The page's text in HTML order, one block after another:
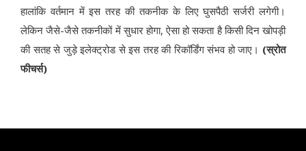
हालांकि वर्तमान में इस तरह की तकनीक के लिए घुसपैठी सर्जरी लगेगी।
लेकिन जैसे-जैसे तकनीकों में सुधार होगा, ऐसा हो सकता है किसी दिन खोपड़ी
की सतह से जुड़े इलेक्ट्रोड से इस तरह की रिकॉर्डिंग संभव हो जाए। (स्रोत
फीचर्स)